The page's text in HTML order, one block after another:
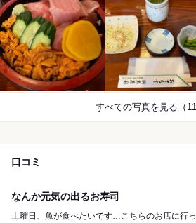
すべての写真を見る（
口コミ
なんか元気の出るお寿司
土曜日、魚が食べたいです…こちらのお店に行